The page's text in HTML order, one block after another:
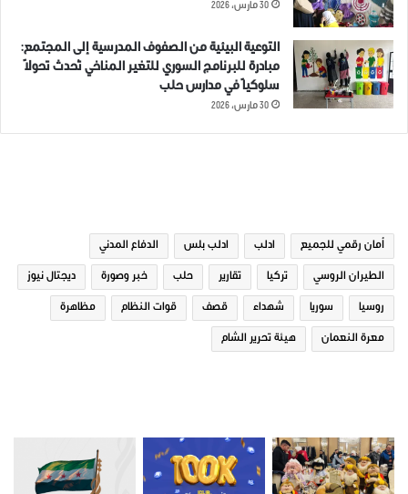
30 مارس، 2026
التوعية البيئية من الصفوف المدرسية إلى المجتمع:
مبادرة للبرنامج السوري للتغير المناخي تُحدث تحولاً
سلوكياً في مدارس حلب
30 مارس، 2026
أمان رقمي للجميع ادلب ادلب بلس الدفاع المدني
الطيران الروسي تركيا تقارير حلب خبر وصورة ديجتال نيوز
روسيا سوريا شهداء قصف قوات النظام مظاهرة
معرة النعمان هيئة تحرير الشام